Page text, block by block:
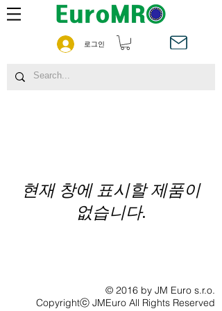
로그인
현재 창에 표시할 제품이
없습니다.
© 2016 by JM Euro s.r.o.
Copyrightⓒ JMEuro All Rights Reserved